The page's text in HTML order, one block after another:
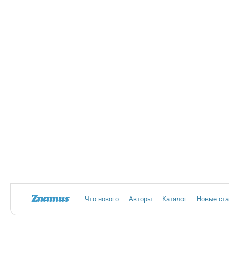
Что нового Авторы Каталог Новые